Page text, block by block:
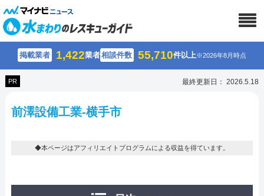
掲載業者 1,422業者相談件数 55,710件以上※2026年8月時点
PR 最終更新日： 2026.5.18
前澤設備工業-横手市
◆本ページはアフィリエイトプログラムによる収益を得ています。